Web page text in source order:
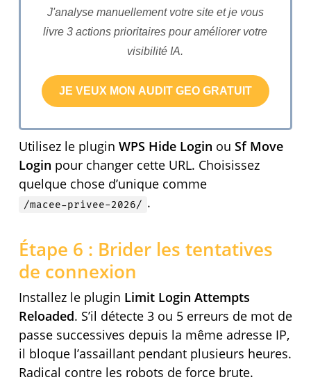
J'analyse manuellement votre site et je vous
livre 3 actions prioritaires pour améliorer votre
visibilité IA.
Utilisez le plugin WPS Hide Login ou Sf Move
Login pour changer cette URL. Choisissez
quelque chose d’unique comme
/macee-privee-2026/ .
Étape 6 : Brider les tentatives
de connexion
Installez le plugin Limit Login Attempts
Reloaded. S’il détecte 3 ou 5 erreurs de mot de
passe successives depuis la même adresse IP,
il bloque l’assaillant pendant plusieurs heures.
Radical contre les robots de force brute.